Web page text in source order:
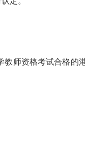
教师资格考试合格的